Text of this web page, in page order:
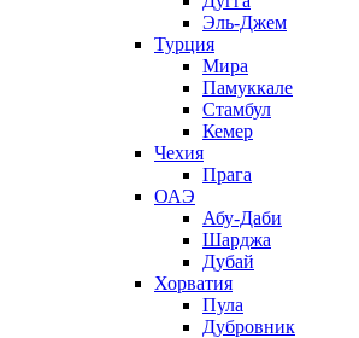
Эль-Джем
Турция
Мира
Памуккале
Стамбул
Кемер
Чехия
Прага
ОАЭ
Абу-Даби
Шарджа
Дубай
Хорватия
Пула
Дубровник